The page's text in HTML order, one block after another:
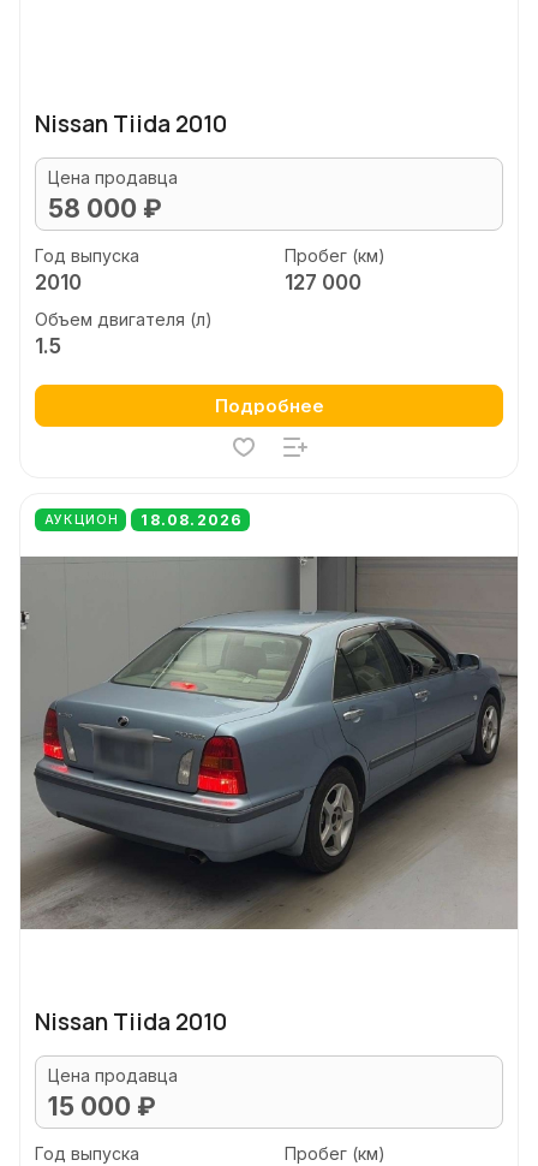
Nissan Tiida 2010
Цена продавца
58 000 ₽
Год выпуска
2010
Пробег (км)
127 000
Объем двигателя (л)
1.5
Подробнее
АУКЦИОН 18.08.2026
Nissan Tiida 2010
Цена продавца
15 000 ₽
Год выпуска Пробег (км)